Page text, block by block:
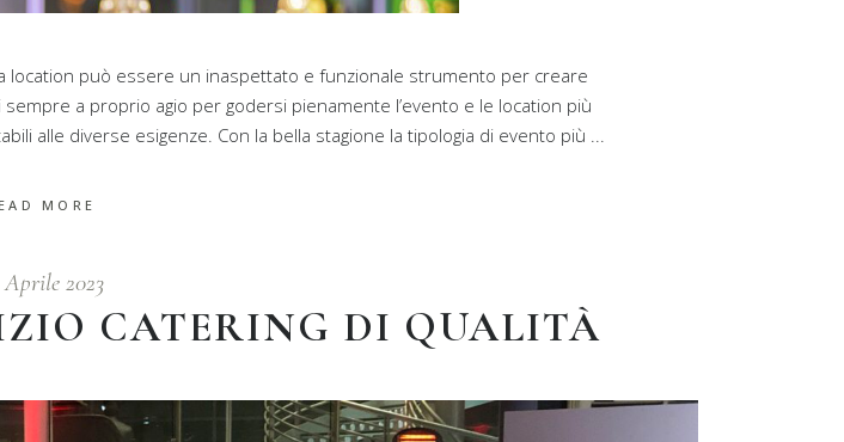
location può essere un inaspettato e funzionale strumento per creare
a proprio agio per godersi pienamente l’evento e le location più
alle diverse esigenze. Con la bella stagione la tipologia di evento più
MORE
2023
CATERING DI QUALITÀ